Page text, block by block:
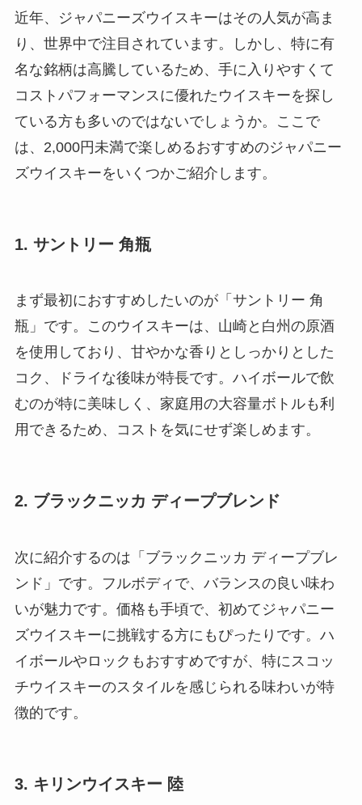
近年、ジャパニーズウイスキーはその人気が高ま
り、世界中で注目されています。しかし、特に有
名な銘柄は高騰しているため、手に入りやすくて
コストパフォーマンスに優れたウイスキーを探し
ている方も多いのではないでしょうか。ここで
は、2,000円未満で楽しめるおすすめのジャパニー
ズウイスキーをいくつかご紹介します。
1. サントリー 角瓶
まず最初におすすめしたいのが「サントリー 角
瓶」です。このウイスキーは、山崎と白州の原酒
を使用しており、甘やかな香りとしっかりとした
コク、ドライな後味が特長です。ハイボールで飲
むのが特に美味しく、家庭用の大容量ボトルも利
用できるため、コストを気にせず楽しめます。
2. ブラックニッカ ディープブレンド
次に紹介するのは「ブラックニッカ ディープブレ
ンド」です。フルボディで、バランスの良い味わ
いが魅力です。価格も手頃で、初めてジャパニー
ズウイスキーに挑戦する方にもぴったりです。ハ
イボールやロックもおすすめですが、特にスコッ
チウイスキーのスタイルを感じられる味わいが特
徴的です。
3. キリンウイスキー 陸